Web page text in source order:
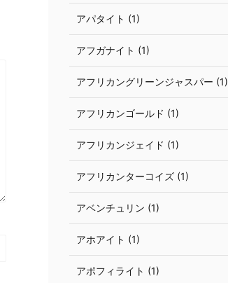
アパタイト (1)
アフガナイト (1)
アフリカングリーンジャスパー (1)
アフリカンゴールド (1)
アフリカンジェイド (1)
アフリカンターコイズ (1)
アベンチュリン (1)
アホアイト (1)
アポフィライト (1)